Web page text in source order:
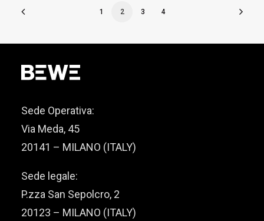
1 2 3 4
Sede Operativa:
Via Meda, 45
20141 – MILANO (ITALY)
Sede legale:
P.zza San Sepolcro, 2
20123 – MILANO (ITALY)